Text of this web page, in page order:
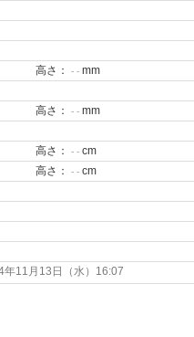
高さ： - - mm
高さ： - - mm
高さ： - - cm
高さ： - - cm
年11月13日（水）16:07